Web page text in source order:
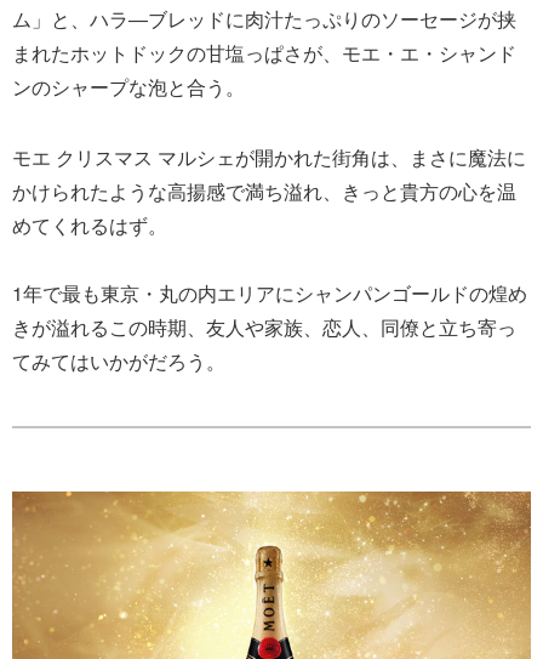
ム」と、ハラ―ブレッドに肉汁たっぷりのソーセージが挟
まれたホットドックの甘塩っぱさが、モエ・エ・シャンド
ンのシャープな泡と合う。
モエ クリスマス マルシェが開かれた街角は、まさに魔法に
かけられたような高揚感で満ち溢れ、きっと貴方の心を温
めてくれるはず。
1年で最も東京・丸の内エリアにシャンパンゴールドの煌め
きが溢れるこの時期、友人や家族、恋人、同僚と立ち寄っ
てみてはいかがだろう。